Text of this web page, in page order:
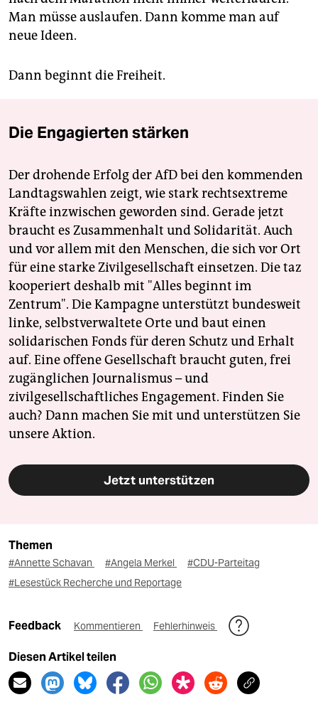
Man müsse auslaufen. Dann komme man auf
neue Ideen.
Dann beginnt die Freiheit.
Die Engagierten stärken
Der drohende Erfolg der AfD bei den kommenden
Landtagswahlen zeigt, wie stark rechtsextreme
Kräfte inzwischen geworden sind. Gerade jetzt
braucht es Zusammenhalt und Solidarität. Auch
und vor allem mit den Menschen, die sich vor Ort
für eine starke Zivilgesellschaft einsetzen. Die taz
kooperiert deshalb mit "Alles beginnt im
Zentrum". Die Kampagne unterstützt bundesweit
linke, selbstverwaltete Orte und baut einen
solidarischen Fonds für deren Schutz und Erhalt
auf. Eine offene Gesellschaft braucht guten, frei
zugänglichen Journalismus – und
zivilgesellschaftliches Engagement. Finden Sie
auch? Dann machen Sie mit und unterstützen Sie
unsere Aktion.
Jetzt unterstützen
Themen
#Annette Schavan #Angela Merkel
#CDU-Parteitag
#Lesestück Recherche und Reportage
Feedback Kommentieren Fehlerhinweis
Diesen Artikel teilen